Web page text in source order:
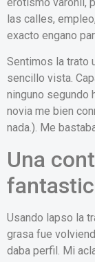
las calles,
exacto engano
Sentimos la trato
sencillo vista.
ninguno segundo
novia me bien
nada.). Me
Una
Usando lapso la
grasa fue
daba perfil. Mi